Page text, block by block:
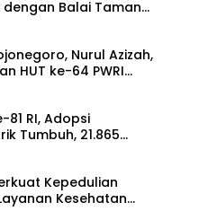
dengan Balai Taman
SUTET 500 kV Paiton–
Nurul Azizah,
HUT ke-64 PWRI
81 RI, Adopsi
Tumbuh, 21.865
PLN pada Semester
Kepedulian
Kesehatan